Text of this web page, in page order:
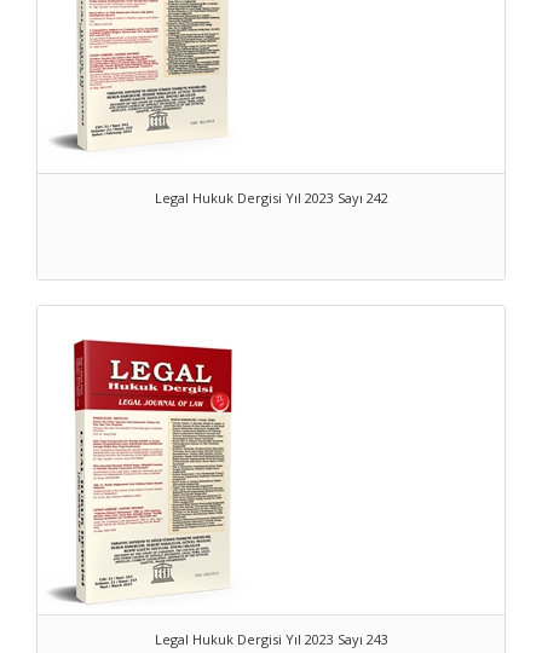
Legal Hukuk Dergisi Yıl 2023 Sayı 242
Legal Hukuk Dergisi Yıl 2023 Sayı 243